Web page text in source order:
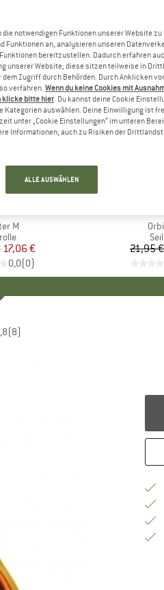
M
Preis
reduzierter Preis
17,06 €
0,0(0)
21,95 €
(8)
notwendigen Funktionen unserer Website zu
an, analysieren unseren
bereitzustellen. Dadurch erfahren
unserer Website; diese sitzen teilweise in
Zugriff durch Behörden. Durch Anklicken
verfahren. Wenn du keine Cookies mit
klicke bitte hier. Du kannst deine Cookie
Kategorien auswählen. Deine Einwilligung ist
unter „Cookie Einstellungen“ im unteren
Informationen, auch zu Risiken der
ALLE AUSWÄHLEN